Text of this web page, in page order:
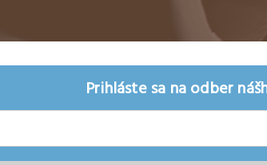
Prihláste sa na odber